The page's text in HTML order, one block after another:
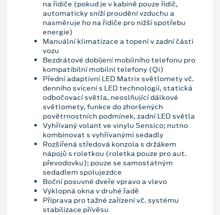
na řidiče (pokud je v kabině pouze řidič,
automaticky sníží proudění vzduchu a
nasměruje ho na řidiče pro nižší spotřebu
energie)
Manuální klimatizace a topení v zadní části
vozu
Bezdrátové dobíjení mobilního telefonu pro
kompatibilní mobilní telefony (Qi)
Přední adaptivní LED Matrix světlomety vč.
denního svícení s LED technologií, statická
odbočovací světla, neoslňující dálkové
světlomety, funkce do zhoršených
povětrnostních podmínek, zadní LED světla
Vyhřívaný volant ve vinylu Sensico; nutno
kombinovat s vyhřívanými sedadly
Rozšířená středová konzola s držákem
nápojů s roletkou (roletka pouze pro aut.
převodovku); pouze se samostatným
sedadlem spolujezdce
Boční posuvné dveře vpravo a vlevo
Výklopná okna v druhé řadě
Příprava pro tažné zařízení vč. systému
stabilizace přívěsu